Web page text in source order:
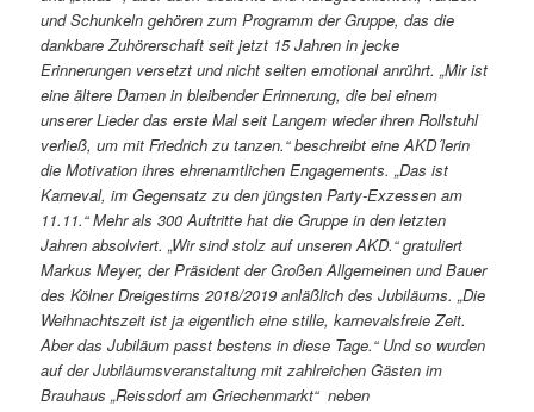
und Schunkeln gehören zum Programm der Gruppe, das die
dankbare Zuhörerschaft seit jetzt 15 Jahren in jecke
Erinnerungen versetzt und nicht selten emotional anrührt. „Mir ist
eine ältere Damen in bleibender Erinnerung, die bei einem
unserer Lieder das erste Mal seit Langem wieder ihren Rollstuhl
verließ, um mit Friedrich zu tanzen.“ beschreibt eine AKD´lerin
die Motivation ihres ehrenamtlichen Engagements. „Das ist
Karneval, im Gegensatz zu den jüngsten Party-Exzessen am
11.11.“ Mehr als 300 Auftritte hat die Gruppe in den letzten
Jahren absolviert. „Wir sind stolz auf unseren AKD.“ gratuliert
Markus Meyer, der Präsident der Großen Allgemeinen und Bauer
des Kölner Dreigestirns 2018/2019 anläßlich des Jubiläums. „Die
Weihnachtszeit ist ja eigentlich eine stille, karnevalsfreie Zeit.
Aber das Jubiläum passt bestens in diese Tage.“ Und so wurden
auf der Jubiläumsveranstaltung mit zahlreichen Gästen im
Brauhaus „Reissdorf am Griechenmarkt“ ​ neben